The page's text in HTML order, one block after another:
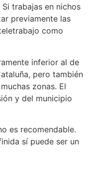
trabajas en nichos
previamente las
como
inferior al de
pero también
zonas. El
y del municipio
es recomendable.
sí puede ser un